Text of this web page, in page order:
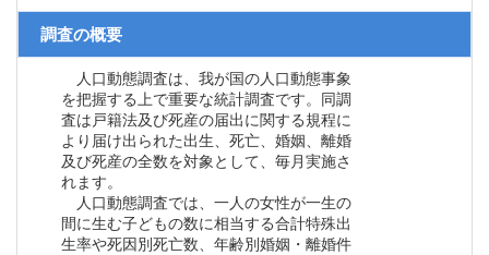
調査の概要
人口動態調査は、我が国の人口動態事象
を把握する上で重要な統計調査です。同調
査は戸籍法及び死産の届出に関する規程に
より届け出られた出生、死亡、婚姻、離婚
及び死産の全数を対象として、毎月実施さ
れます。
人口動態調査では、一人の女性が一生の
間に生む子どもの数に相当する合計特殊出
生率や死因別死亡数、年齢別婚姻・離婚件